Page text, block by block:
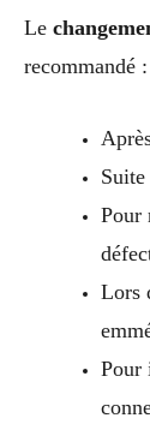
Le
recommandé :
Pour
Lors
Pour